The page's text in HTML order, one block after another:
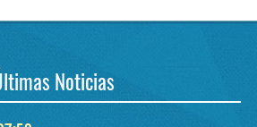
Noticias